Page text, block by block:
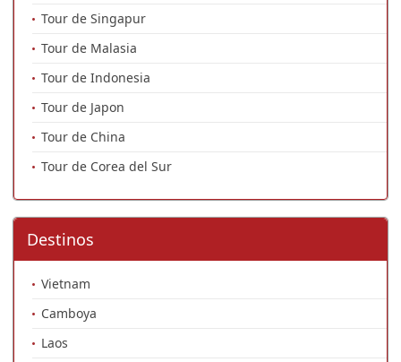
Tour de Singapur
Tour de Malasia
Tour de Indonesia
Tour de Japon
Tour de China
Tour de Corea del Sur
Destinos
Vietnam
Camboya
Laos